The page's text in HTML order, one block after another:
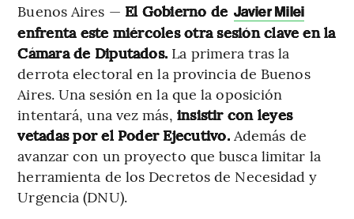
Buenos Aires — El Gobierno de Javier Milei
enfrenta este miércoles otra sesión clave en la
Cámara de Diputados. La primera tras la
derrota electoral en la provincia de Buenos
Aires. Una sesión en la que la oposición
intentará, una vez más, insistir con leyes
vetadas por el Poder Ejecutivo.Además de
avanzar con un proyecto que busca limitar la
herramienta de los Decretos de Necesidad y
Urgencia (DNU).